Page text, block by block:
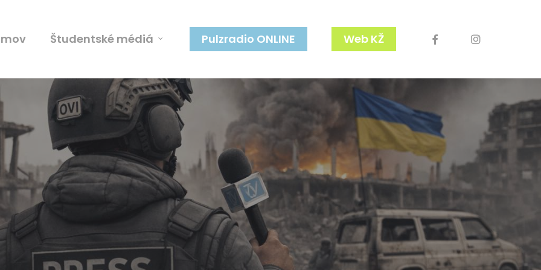
Študentské médiá Pulzradio ONLINE Web KŽ facebook
youtubeinstagram